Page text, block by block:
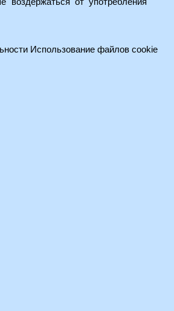
Использование файлов cookie